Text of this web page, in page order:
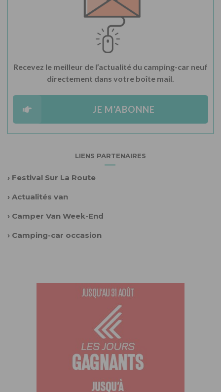
Recevez le meilleur de l’actualité du camping-car neuf
directement dans votre boîte mail.
JE M'ABONNE
LIENS PARTENAIRES
› Festival Sur La Route
› Actualités van
› Camper Van Week-End
› Camping-car occasion